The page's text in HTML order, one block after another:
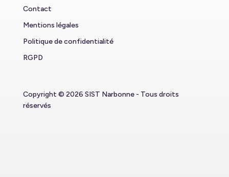
Contact
Mentions légales
Politique de confidentialité
RGPD
Copyright © 2026 SIST Narbonne - Tous droits
réservés